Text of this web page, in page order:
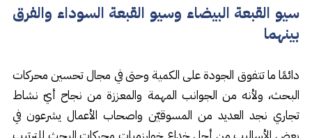
سيو القبعة البيضاء وسيو القبعة السوداء والفرق
بينهما
دائمًا ما تتفوق الجودة على الكمية وحتى في مجال تحسين محركات
البحث، ولأنه من الجوانب المهمة والمعززة من نجاح أيّ نشاط
تجاري نجد العديد من المسوقيّن واصحاب الأعمال يشرعون في